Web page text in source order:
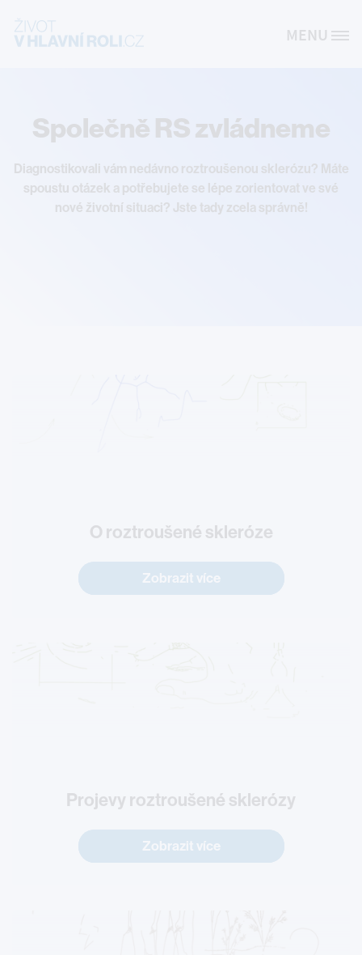
Site Logo MENU
Společně RS zvládneme
Diagnostikovali vám nedávno roztroušenou sklerózu? Máte
spoustu otázek a potřebujete se lépe zorientovat ve své
nové životní situaci? Jste tady zcela správně!
O roztroušené skleróze
Zobrazit více
Projevy roztroušené sklerózy
Zobrazit více